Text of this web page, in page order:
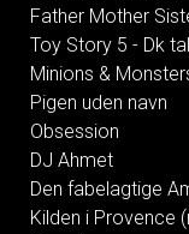
Father Mother
Toy Story 5 - Dk
Minions &
Pigen uden navn
Obsession
DJ Ahmet
Den fabelagtige
Kilden i Provence